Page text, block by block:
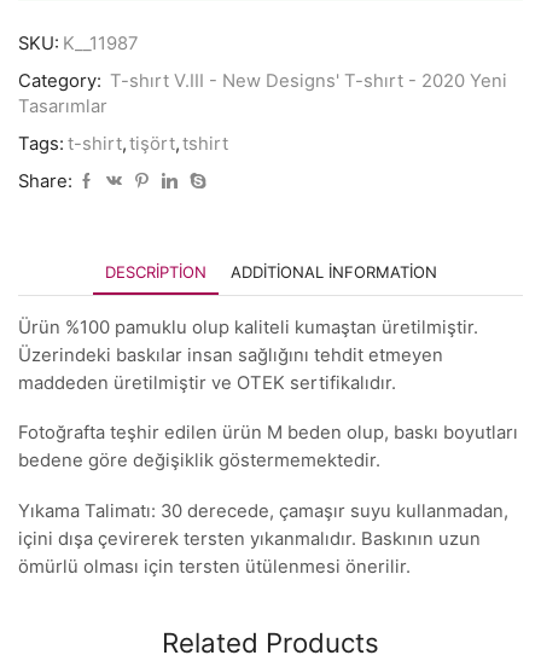
SKU: K__11987
Category: T-shırt V.III - New Designs' T-shırt - 2020 Yeni
Tasarımlar
Tags: t-shirt,tişört,tshirt
Share:
DESCRIPTION ADDITIONAL INFORMATION
Ürün %100 pamuklu olup kaliteli kumaştan üretilmiştir.
Üzerindeki baskılar insan sağlığını tehdit etmeyen
maddeden üretilmiştir ve OTEK sertifikalıdır.
Fotoğrafta teşhir edilen ürün M beden olup, baskı boyutları
bedene göre değişiklik göstermemektedir.
Yıkama Talimatı: 30 derecede, çamaşır suyu kullanmadan,
içini dışa çevirerek tersten yıkanmalıdır. Baskının uzun
ömürlü olması için tersten ütülenmesi önerilir.
Related Products